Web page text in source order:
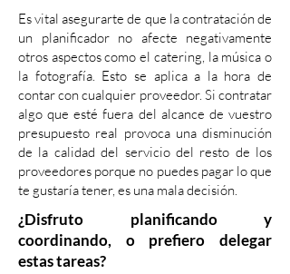
Es vital asegurarte de que la contratación de
un planificador no afecte negativamente
otros aspectos como el catering, la música o
la fotografía. Esto se aplica a la hora de
contar con cualquier proveedor. Si contratar
algo que esté fuera del alcance de vuestro
presupuesto real provoca una disminución
de la calidad del servicio del resto de los
proveedores porque no puedes pagar lo que
te gustaría tener, es una mala decisión.
¿Disfruto planificando y
coordinando, o prefiero delegar
estas tareas?